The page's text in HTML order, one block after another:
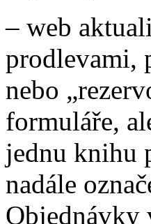
– web
prodlevami,
nebo
formuláře,
jednu knihu
nadále
Objednávky